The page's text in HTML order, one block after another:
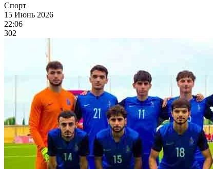
Спорт
15 Июнь 2026
22:06
302